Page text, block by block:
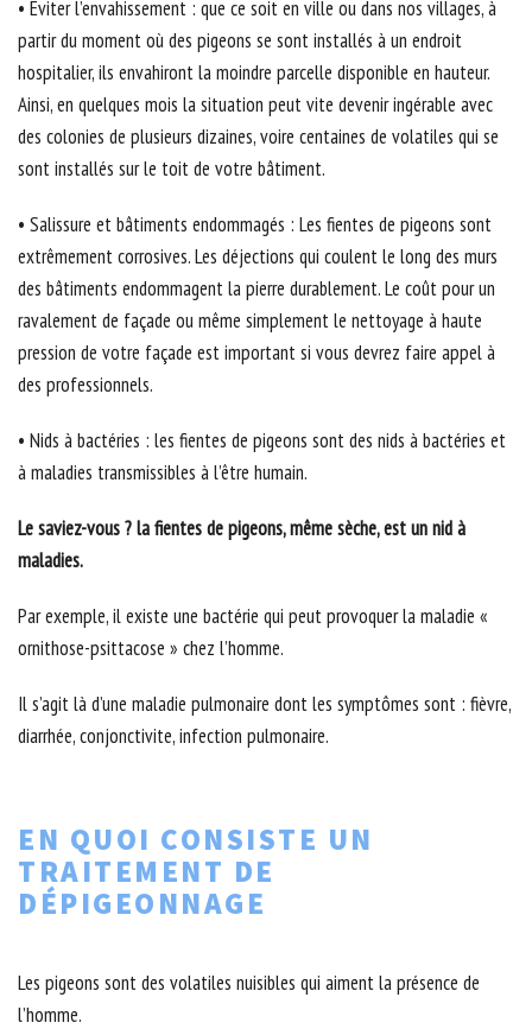
• Eviter l’envahissement : que ce soit en ville ou dans nos villages, à
partir du moment où des pigeons se sont installés à un endroit
hospitalier, ils envahiront la moindre parcelle disponible en hauteur.
Ainsi, en quelques mois la situation peut vite devenir ingérable avec
des colonies de plusieurs dizaines, voire centaines de volatiles qui se
sont installés sur le toit de votre bâtiment.
• Salissure et bâtiments endommagés : Les fientes de pigeons sont
extrêmement corrosives. Les déjections qui coulent le long des murs
des bâtiments endommagent la pierre durablement. Le coût pour un
ravalement de façade ou même simplement le nettoyage à haute
pression de votre façade est important si vous devrez faire appel à
des professionnels.
• Nids à bactéries : les fientes de pigeons sont des nids à bactéries et
à maladies transmissibles à l’être humain.
Le saviez-vous ? la fientes de pigeons, même sèche, est un nid à
maladies.
Par exemple, il existe une bactérie qui peut provoquer la maladie «
ornithose-psittacose » chez l’homme.
Il s’agit là d’une maladie pulmonaire dont les symptômes sont : fièvre,
diarrhée, conjonctivite, infection pulmonaire.
EN QUOI CONSISTE UN
TRAITEMENT DE
DÉPIGEONNAGE
Les pigeons sont des volatiles nuisibles qui aiment la présence de
l’homme.